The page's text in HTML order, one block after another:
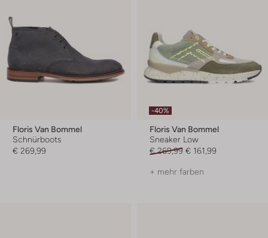
Floris Van Bommel
Schnürboots
€ 269,99
-40%
Floris Van Bommel
Sneaker Low
€ 269,99 € 161,99
+ mehr farben